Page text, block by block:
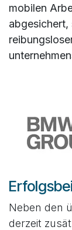
mobilen
abgesichert,
Neben den
derzeit